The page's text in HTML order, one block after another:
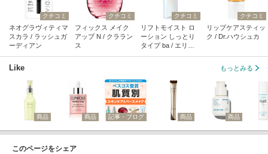
クチコミ
ネオグラヴィティマ
スカラ / ラッシュガ
ーディアン
クチコミ
フィックス メイク
アップ N / クララン
ス
クチコミ
リフトモイスト ロ
ーション しっとり
タイプ ba / エリク
クチコミ
リップケアスティッ
ク / Dr.ハウシュカ
Like もっとみる
商品 商品 記事・ブログ 商品 商品
このページをシェア